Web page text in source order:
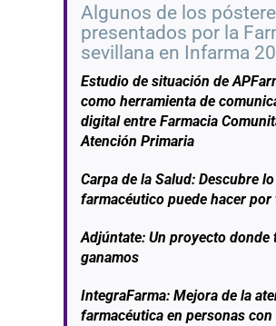
Algunos de los
presentados por la
sevillana en Infarma
Estudio de situación de
como herramienta de
digital entre Farmacia
Atención Primaria
Carpa de la Salud: Descubre
farmacéutico puede hacer por
Adjúntate: Un proyecto donde
ganamos
IntegraFarma: Mejora de la
farmacéutica en personas